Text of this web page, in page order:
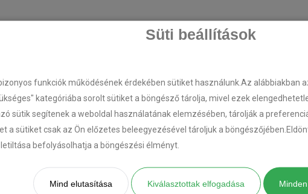
Süti beállítások
funkciók működésének érdekében sütiket használunk.Az
kategóriába sorolt sütiket a böngésző tárolja, mivel ezek
sütik segítenek a weboldal használatának elemzésében, tárolják a
a sütiket csak az Ön előzetes beleegyezésével tároljuk a
befolyásolhatja a böngészési élményt.
Mind elutasítása Kiválasztottak elfogadása